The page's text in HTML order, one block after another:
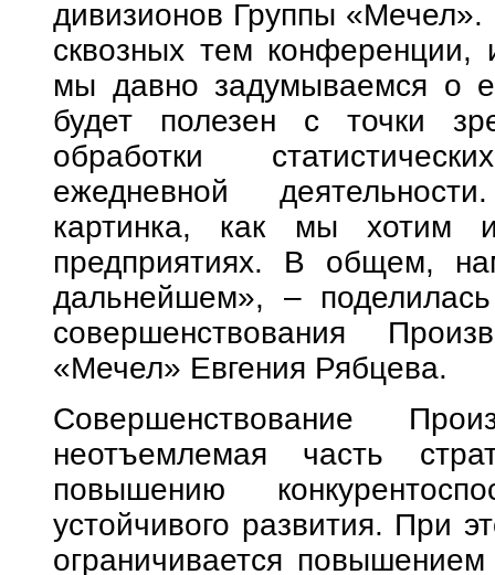
дивизионов Группы
сквозных тем конференции,
мы давно задумываемся о
будет полезен с точки
обработки
ежедневной
картинка, как мы хотим
предприятиях. В общем,
дальнейшем», –
совершенствования
«Мечел» Евгения Рябцева.
Совершенствование
неотъемлемая часть
повышению
устойчивого развития. При
ограничивается